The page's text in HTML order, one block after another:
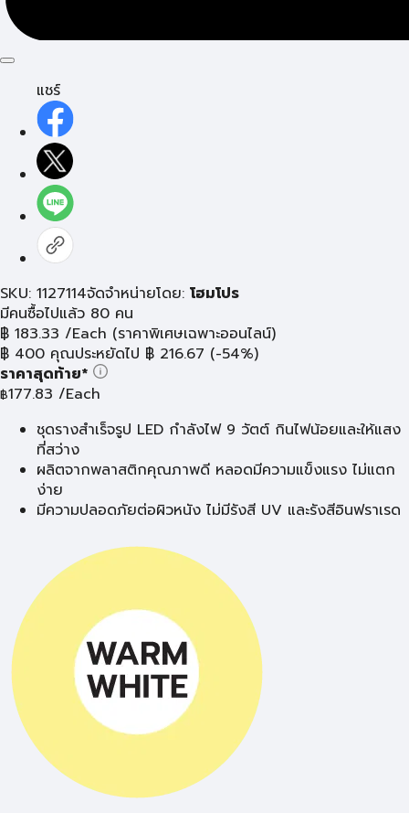
แชร์
SKU: 1127114จัดจำหน่ายโดย: โฮมโปร
มีคนซื้อไปแล้ว 80 คน
฿ 183.33 /Each (ราคาพิเศษเฉพาะออนไลน์)
฿ 400 คุณประหยัดไป ฿ 216.67 (-54%)
ราคาสุดท้าย*
฿177.83 /Each
ชุดรางสำเร็จรูป LED กำลังไฟ 9 วัตต์ กินไฟน้อยและให้แสง
ที่สว่าง
ผลิตจากพลาสติกคุณภาพดี หลอดมีความแข็งแรง ไม่แตก
ง่าย
มีความปลอดภัยต่อผิวหนัง ไม่มีรังสี UV และรังสีอินฟราเรด